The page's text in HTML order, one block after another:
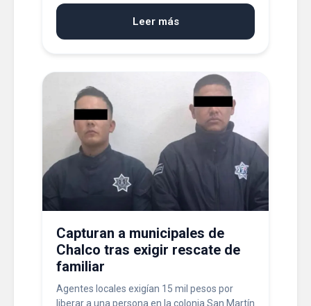
Leer más
Capturan a municipales de
Chalco tras exigir rescate de
familiar
Agentes locales exigían 15 mil pesos por
liberar a una persona en la colonia San Martín